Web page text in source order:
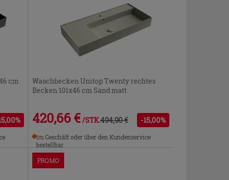
cm
Waschbecken Unitop Twenty rechtes
Becken 101x46 cm Sand matt
420,66 € /STK.494,90 € -15,00%
Im Geschäft oder über den Kundenservice
bestellbar
PROMO